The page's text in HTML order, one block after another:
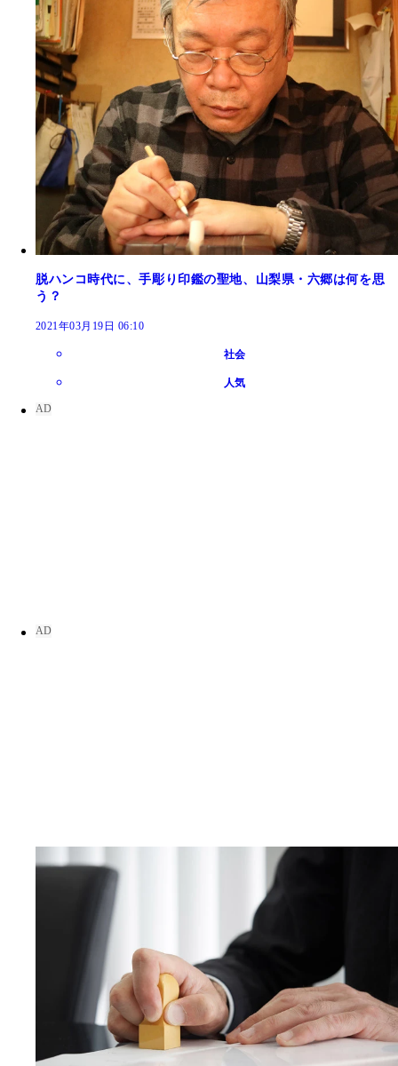
脱ハンコ時代に、手彫り印鑑の聖地、山梨県・六郷は何を思
う？
2021年03月19日 06:10
社会
人気